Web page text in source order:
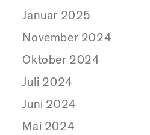
Januar 2025
November 2024
Oktober 2024
Juli 2024
Juni 2024
Mai 2024